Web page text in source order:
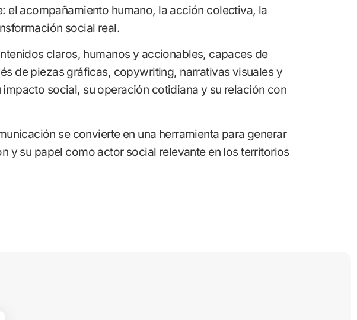
el acompañamiento humano, la acción colectiva, la
social real.
claros, humanos y accionables, capaces de
de piezas gráficas, copywriting, narrativas visuales y
social, su operación cotidiana y su relación con
se convierte en una herramienta para generar
y su papel como actor social relevante en los territorios